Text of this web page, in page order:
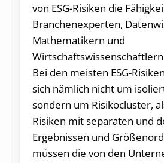
von ESG-Risiken die
Branchenexperten,
Mathematikern und
Bei den meisten ESG-
sich nämlich nicht um
sondern um Risikocluster,
Risiken mit separaten und
Ergebnissen und
müssen die von den